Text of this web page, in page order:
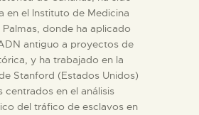
en el Instituto de Medicina
Palmas, donde ha aplicado
antiguo a proyectos de
y ha trabajado en la
Stanford (Estados Unidos)
centrados en el análisis
del tráfico de esclavos en